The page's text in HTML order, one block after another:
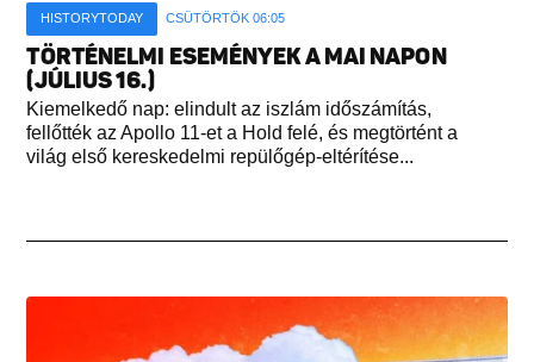
HISTORYTODAY CSÜTÖRTÖK 06:05
TÖRTÉNELMI ESEMÉNYEK A MAI NAPON
(JÚLIUS 16.)
Kiemelkedő nap: elindult az iszlám időszámítás,
fellőtték az Apollo 11-et a Hold felé, és megtörtént a
világ első kereskedelmi repülőgép-eltérítése...